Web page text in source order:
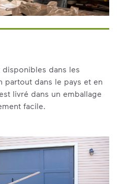
disponibles dans les
partout dans le pays et en
est livré dans un emballage
facile.